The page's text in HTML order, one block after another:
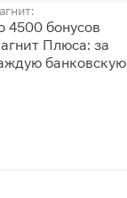
4500 бонусов
Плюса: за
банковскую